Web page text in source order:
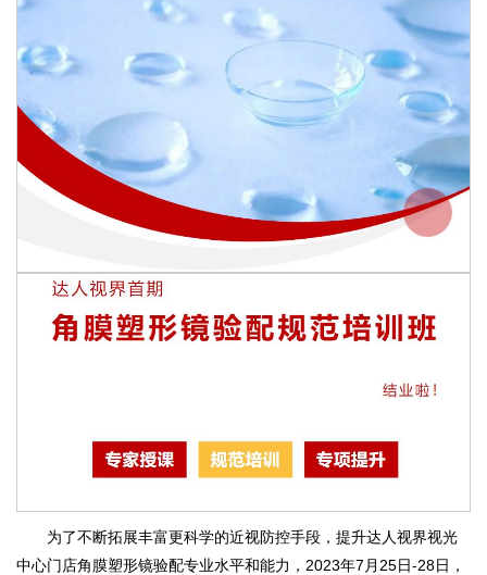
为了不断拓展丰富更科学的近视防控手段，提升达人视界视光
中心门店角膜塑形镜验配专业水平和能力，2023年7月25日-28日，